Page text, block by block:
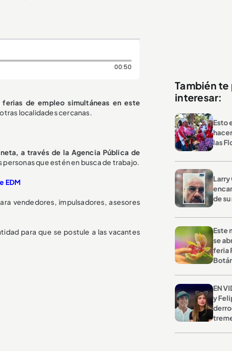
00:50Duración: 50 segundos
de empleo simultáneas en este
localidades cercanas.
a través de la Agencia Pública de
personas que estén en busca de trabajo.
EDM
vendedores, impulsadores, asesores
para que se postule a las vacantes
También te
interesar:
Esto
las
Larry
de
Este
se
feria
EN
y